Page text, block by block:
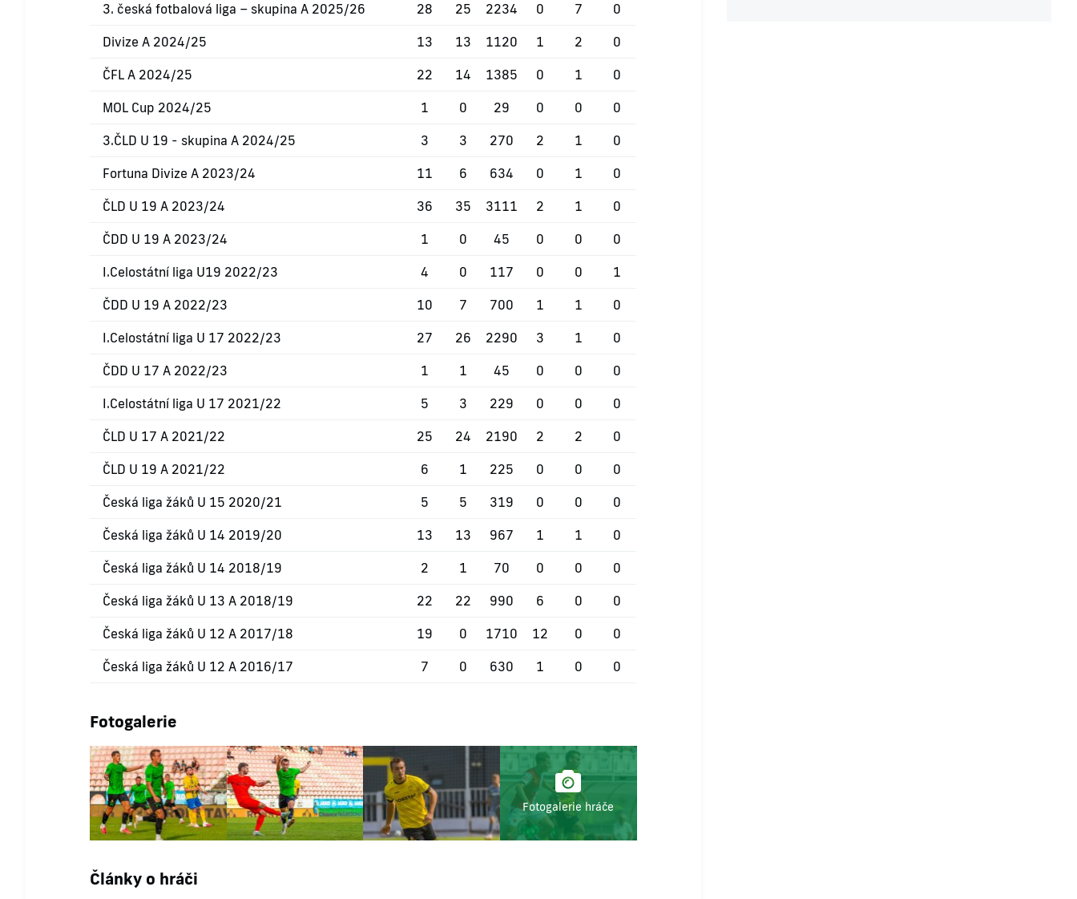
3. česká fotbalová liga – skupina A 2025/26 28 25 2234 0 7 0
Divize A 2024/25 13 13 1120 1 2 0
ČFL A 2024/25 22 14 1385 0 1 0
MOL Cup 2024/25 1 0 29 0 0 0
3.ČLD U 19 - skupina A 2024/25 3 3 270 2 1 0
Fortuna Divize A 2023/24 11 6 634 0 1 0
ČLD U 19 A 2023/24 36 35 3111 2 1 0
ČDD U 19 A 2023/24 1 0 45 0 0 0
I.Celostátní liga U19 2022/23 4 0 117 0 0 1
ČDD U 19 A 2022/23 10 7 700 1 1 0
I.Celostátní liga U 17 2022/23 27 26 2290 3 1 0
ČDD U 17 A 2022/23 1 1 45 0 0 0
I.Celostátní liga U 17 2021/22 5 3 229 0 0 0
ČLD U 17 A 2021/22 25 24 2190 2 2 0
ČLD U 19 A 2021/22 6 1 225 0 0 0
Česká liga žáků U 15 2020/21 5 5 319 0 0 0
Česká liga žáků U 14 2019/20 13 13 967 1 1 0
Česká liga žáků U 14 2018/19 2 1 70 0 0 0
Česká liga žáků U 13 A 2018/19 22 22 990 6 0 0
Česká liga žáků U 12 A 2017/18 19 0 1710 12 0 0
Česká liga žáků U 12 A 2016/17 7 0 630 1 0 0
Fotogalerie
Fotogalerie hráče
Články o hráči